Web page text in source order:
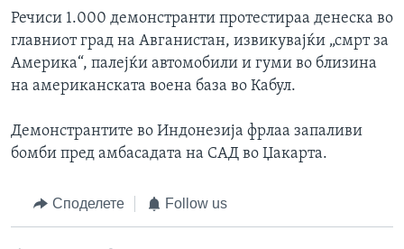
Речиси 1.000 демонстранти протестираа денеска во
главниот град на Авганистан, извикувајќи „смрт за
Америка“, палејќи автомобили и гуми во близина
на американската воена база во Кабул.
Демонстрантите во Индонезија фрлаа запаливи
бомби пред амбасадата на САД во Џакарта.
Споделете Follow us